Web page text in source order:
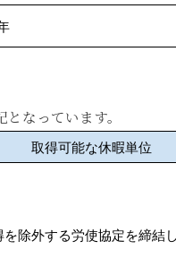
なっています。
取得可能な休暇単位
除外する労使協定を締結